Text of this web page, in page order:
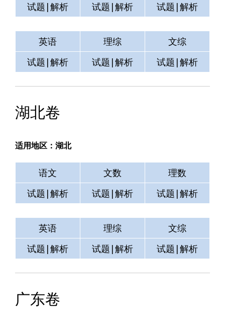
试题|解析
试题|解析 试题|解析
英语 理综
文综
试题|解析
试题|解析 试题|解析
湖北卷
适用地区：湖北
语文 文数
理数
试题|解析
试题|解析 试题|解析
英语 理综
文综
试题|解析
试题|解析 试题|解析
广东卷